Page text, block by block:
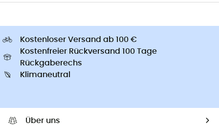
Kostenloser Versand ab 100 €
Kostenfreier Rückversand 100 Tage
Rückgaberechs
Klimaneutral
Über uns